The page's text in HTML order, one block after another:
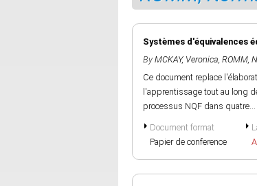
Systèmes d'équivalences
By MCKAY, Veronica, ROMM,
Ce document replace
l'apprentissage tout au long
processus NQF dans quatre...
Document format
Papier de conference